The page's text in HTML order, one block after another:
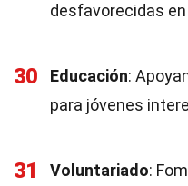
desfavorecidas
30 Educación:
para jóvenes
31 Voluntariado: